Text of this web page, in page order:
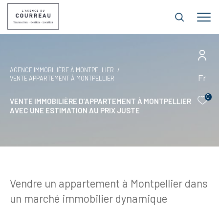
Fr
0
AGENCE IMMOBILIÈRE À MONTPELLIER
VENTE APPARTEMENT À MONTPELLIER
VENTE IMMOBILIÈRE D’APPARTEMENT À MONTPELLIER
AVEC UNE ESTIMATION AU PRIX JUSTE
Vendre un appartement à Montpellier dans
un marché immobilier dynamique